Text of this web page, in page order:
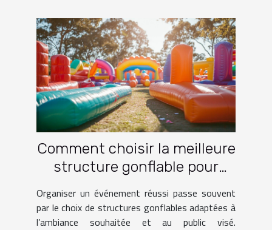
Comment choisir la meilleure
structure gonflable pour
votre événement ?
Organiser un événement réussi passe souvent
par le choix de structures gonflables adaptées à
l’ambiance souhaitée et au public visé.